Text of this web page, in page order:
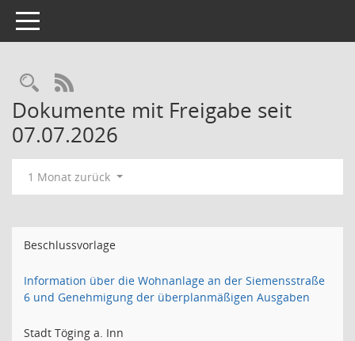
Toggle navigation
Rechercheauswahl
RSS-Feed
Dokumente mit Freigabe seit
07.07.2026
1 Monat zurück
Beschlussvorlage
Information über die Wohnanlage an der Siemensstraße
6 und Genehmigung der überplanmäßigen Ausgaben
Stadt Töging a. Inn